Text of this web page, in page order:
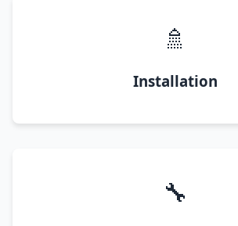
🚿
Installation
🔧